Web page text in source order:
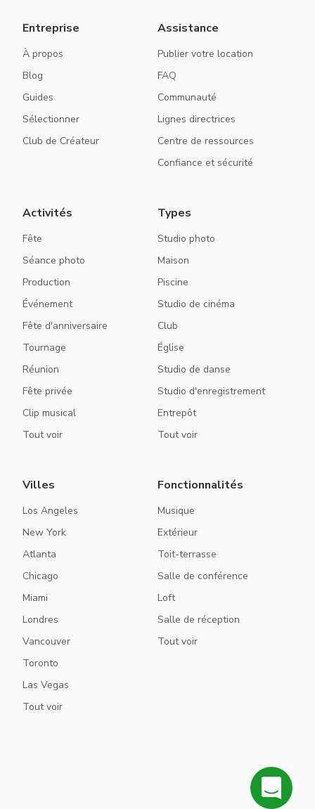
Entreprise
À propos
Blog
Guides
Sélectionner
Club de Créateur
Assistance
Publier votre location
FAQ
Communauté
Lignes directrices
Centre de ressources
Confiance et sécurité
Activités
Fête
Séance photo
Production
Événement
Fête d'anniversaire
Tournage
Réunion
Fête privée
Clip musical
Tout voir
Types
Studio photo
Maison
Piscine
Studio de cinéma
Club
Église
Studio de danse
Studio d'enregistrement
Entrepôt
Tout voir
Villes
Los Angeles
New York
Atlanta
Chicago
Miami
Londres
Vancouver
Toronto
Las Vegas
Tout voir
Fonctionnalités
Musique
Extérieur
Toit-terrasse
Salle de conférence
Loft
Salle de réception
Tout voir